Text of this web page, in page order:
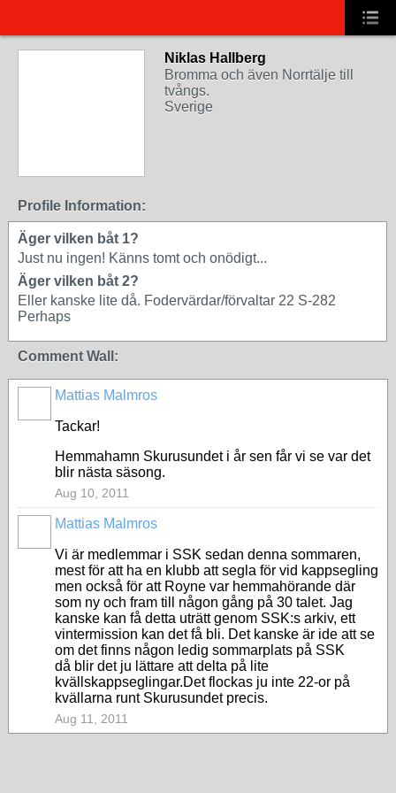
Niklas Hallberg
Bromma och även Norrtälje till
tvångs.
Sverige
Profile Information:
Äger vilken båt 1?
Just nu ingen! Känns tomt och onödigt...
Äger vilken båt 2?
Eller kanske lite då. Fodervärdar/förvaltar 22 S-282
Perhaps
Comment Wall:
Mattias Malmros
Tackar!
Hemmahamn Skurusundet i år sen får vi se var det
blir nästa säsong.
Aug 10, 2011
Mattias Malmros
Vi är medlemmar i SSK sedan denna sommaren,
mest för att ha en klubb att segla för vid kappsegling
men också för att Royne var hemmahörande där
som ny och fram till någon gång på 30 talet. Jag
kanske kan få detta uträtt genom SSK:s arkiv, ett
vintermission kan det få bli. Det kanske är ide att se
om det finns någon ledig sommarplats på SSK
då blir det ju lättare att delta på lite
kvällskappseglingar.Det flockas ju inte 22-or på
kvällarna runt Skurusundet precis.
Aug 11, 2011